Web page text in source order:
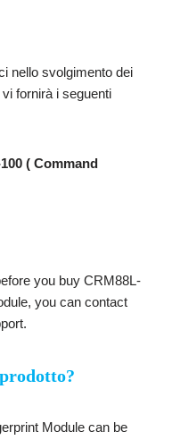
nello svolgimento dei
fornirà i seguenti
( Command
you buy CRM88L-
you can contact
Module can be